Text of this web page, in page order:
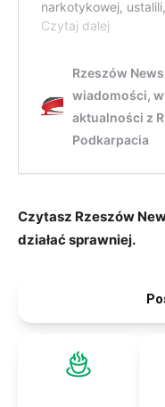
Czytasz Rzeszów
działać sprawniej.